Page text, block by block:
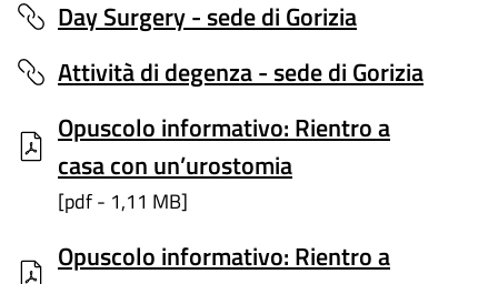
Day Surgery - sede di Gorizia
Attività di degenza - sede di Gorizia
Opuscolo informativo: Rientro a
casa con un’urostomia
[pdf - 1,11 MB]
Opuscolo informativo: Rientro a